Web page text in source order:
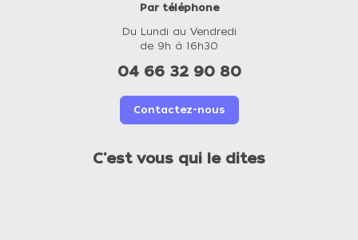
Par téléphone
Du Lundi au Vendredi
de 9h à 16h30
04 66 32 90 80
Contactez-nous
C'est vous qui le dites